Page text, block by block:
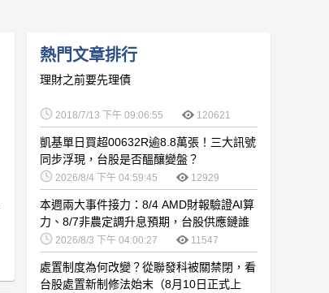
熱門文章排行
理財之前要先理債
2018/7/13 下午 09:06:55 120621
凱基單日買超00632R逾8.8萬張！三大訊號
同步浮現，台股是否醞釀變盤？
2026/8/4 下午 04:59:45 12929
本週兩大事件接力：8/4 AMD財報驗證AI算
力、8/7非農定調升息預期，台股供應鏈誰
卡位最佳？
2026/8/3 下午 04:00:27 11547
處置制度為何改變？從聯發科被關禁閉，看
台股處置新制修法始末（8月10日正式上